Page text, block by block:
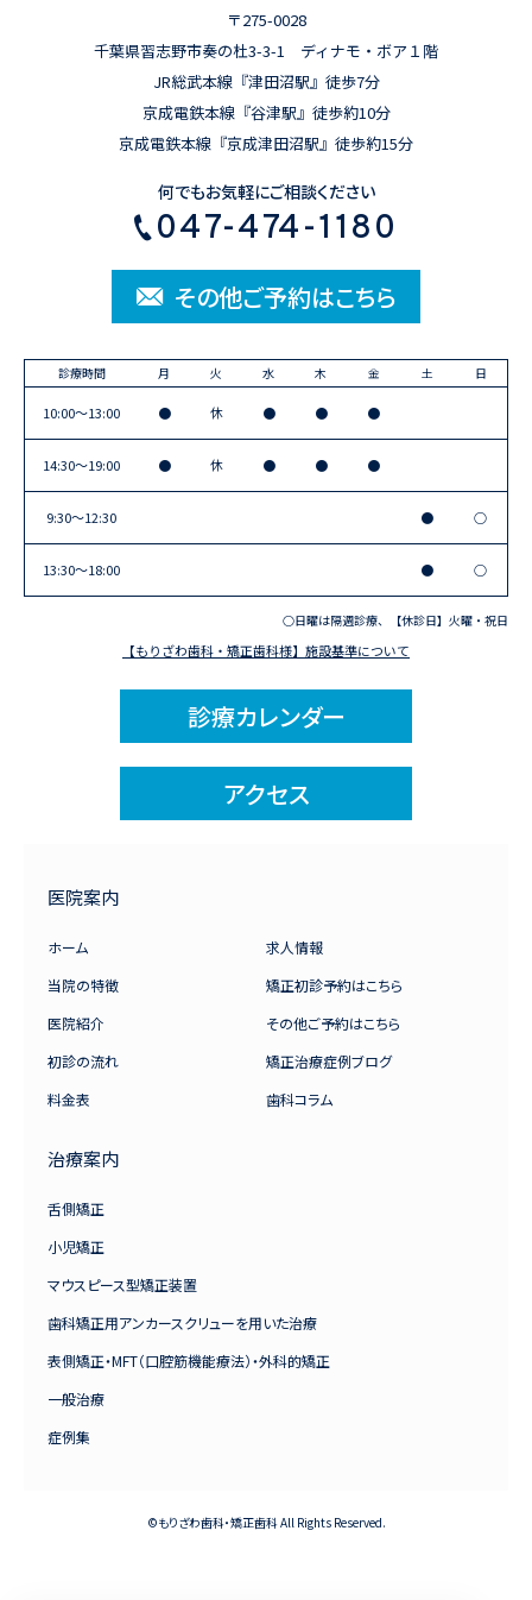
〒275-0028
千葉県習志野市奏の杜3-3-1 ディナモ・ボア１階
JR総武本線『津田沼駅』徒歩7分
京成電鉄本線『谷津駅』徒歩約10分
京成電鉄本線『京成津田沼駅』徒歩約15分
何でもお気軽にご相談ください
047-474-1180
その他ご予約はこちら
診療時間 月 火 水 木 金 土 日
10:00〜13:00 ● 休 ● ● ●
14:30〜19:00 ● 休 ● ● ●
9:30〜12:30 ● ○
13:30〜18:00 ● ○
○日曜は隔週診療、【休診日】火曜・祝日
【もりざわ歯科・矯正歯科様】施設基準について
診療カレンダー
アクセス
医院案内
ホーム
当院の特徴
医院紹介
初診の流れ
料金表
求人情報
矯正初診予約はこちら
その他ご予約はこちら
矯正治療症例ブログ
歯科コラム
治療案内
舌側矯正
小児矯正
マウスピース型矯正装置
歯科矯正用アンカースクリューを用いた治療
表側矯正・MFT（口腔筋機能療法）・外科的矯正
一般治療
症例集
©もりざわ歯科・矯正歯科 All Rights Reserved.